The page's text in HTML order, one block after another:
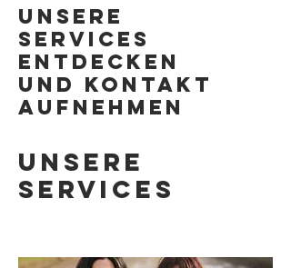
Unsere
Services
entdecken
und Kontakt
aufnehmen
Unsere
Services